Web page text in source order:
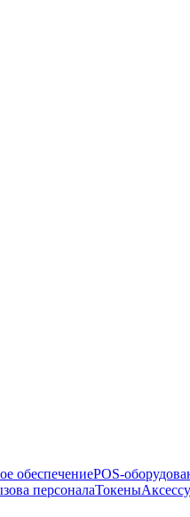
обеспечениеPOS-
персоналаТокены